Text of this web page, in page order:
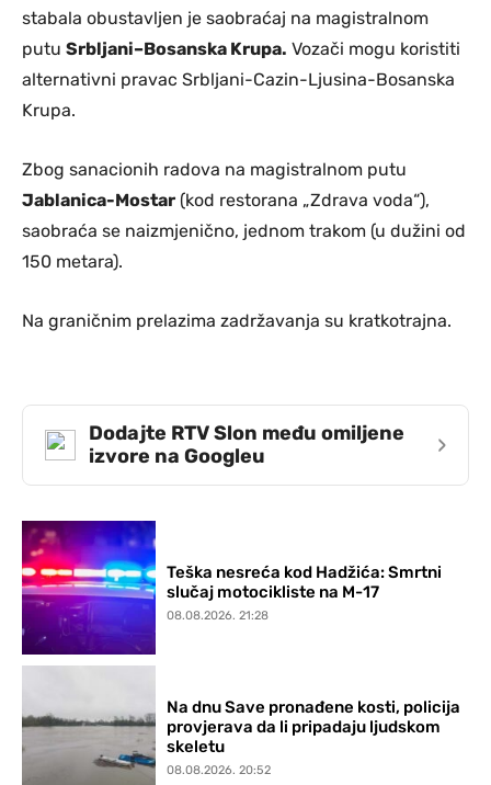
stabala obustavljen je saobraćaj na magistralnom
putu Srbljani–Bosanska Krupa. Vozači mogu koristiti
alternativni pravac Srbljani-Cazin-Ljusina-Bosanska
Krupa.
Zbog sanacionih radova na magistralnom putu
Jablanica-Mostar (kod restorana „Zdrava voda“),
saobraća se naizmjenično, jednom trakom (u dužini od
150 metara).
Na graničnim prelazima zadržavanja su kratkotrajna.
Dodajte RTV Slon među omiljene
izvore na Googleu
›
Teška nesreća kod Hadžića: Smrtni
slučaj motocikliste na M-17
08.08.2026. 21:28
Na dnu Save pronađene kosti, policija
provjerava da li pripadaju ljudskom
skeletu
08.08.2026. 20:52